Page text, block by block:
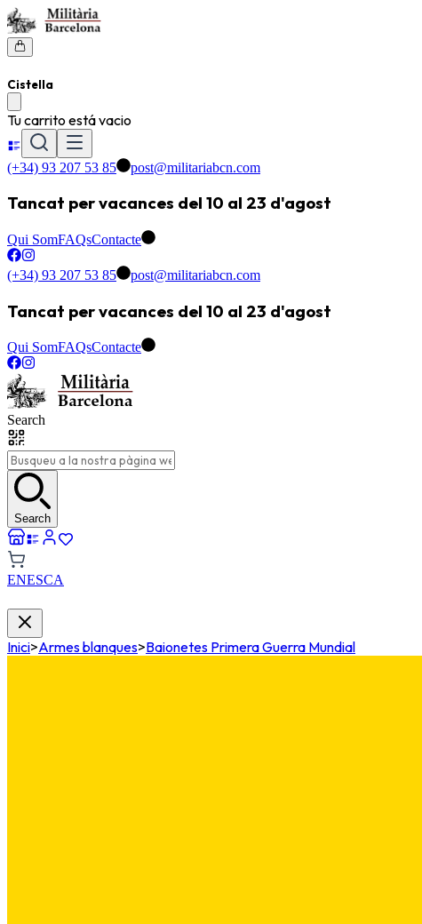
Cistella
Tu carrito está vacio
(+34) 93 207 53 85 post@militariabcn.com
Tancat per vacances del 10 al 23 d'agost
Qui SomFAQsContacte
(+34) 93 207 53 85 post@militariabcn.com
Tancat per vacances del 10 al 23 d'agost
Qui SomFAQsContacte
Search
Search
ENESCA
Inici>Armes blanques>Baionetes Primera Guerra Mundial